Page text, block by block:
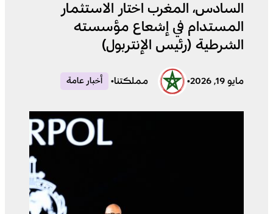
السادس، المغرب اختار الاستثمار
المستدام في إشعاع مؤسسته
الشرطية (رئيس الإنتربول)
مايو 19, 2026 • مملكتنا• أخبار عامة